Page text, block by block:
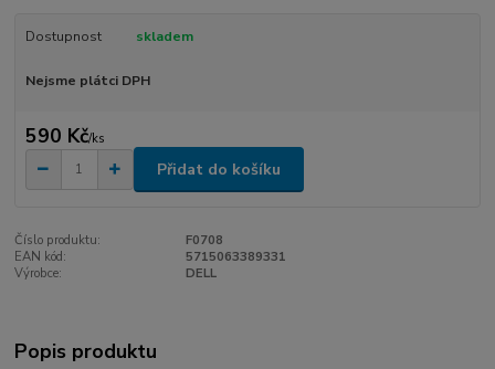
Dostupnost skladem
Nejsme plátci DPH
590 Kč/ks
Přidat do košíku
Číslo produktu:
F0708
EAN kód:
5715063389331
Výrobce:
DELL
Popis produktu